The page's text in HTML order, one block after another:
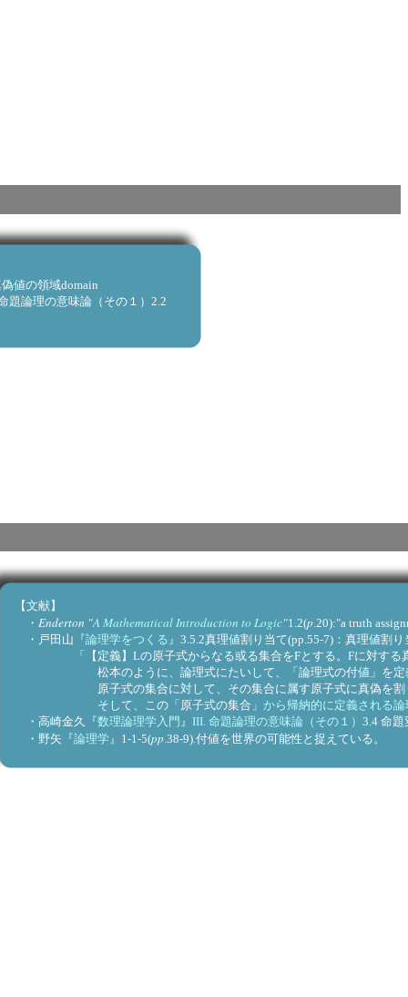
偽値の領域domain
題論理の意味論（その１）2.2
【文献】
・ Enderton "A Mathematical Introduction to Logic"1.2(p .20):"a truth
・戸田山『論理学をつくる 』3.5.2真理値割り当て(pp.55-7)：真理値割
「【定義】Lの原子式からなる或る集合をFとする。Fに対する真
松本のように、論理式にたいして、「論理式の付値」を定義
原子式の集合に対して、その集合に属す原子式に真偽を割り当
そして、この「原子式の集合」 から帰納的に定義される論
・高崎金久『数理論理学入門 』 III. 命題論理の意味論（その１） 3.4 命
・野矢『論理学 』1-1-5(pp .38-9).付値を世界の可能性と捉えている。